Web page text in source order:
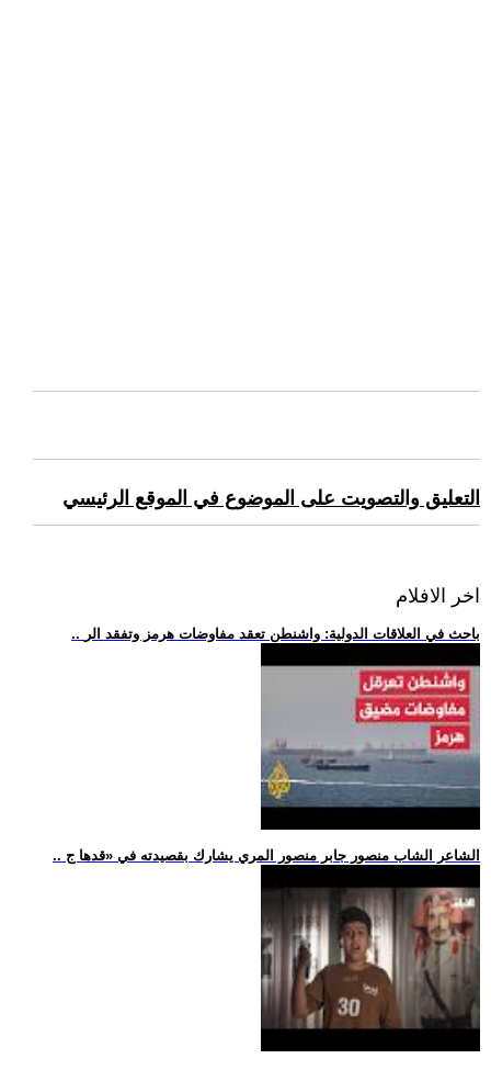
التعليق والتصويت على الموضوع في الموقع الرئيسي
اخر الافلام
.. باحث في العلاقات الدولية: واشنطن تعقد مفاوضات هرمز وتفقد الر
.. الشاعر الشاب منصور جابر منصور المري يشارك بقصيدته في «قدها ج